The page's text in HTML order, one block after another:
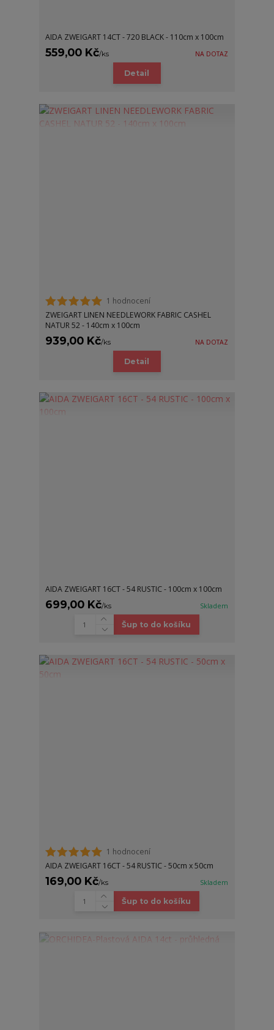
AIDA ZWEIGART 14CT - 720 BLACK - 110cm x 100cm
559,00 Kč/ks NA DOTAZ
Detail
1 hodnocení
ZWEIGART LINEN NEEDLEWORK FABRIC CASHEL
NATUR 52 - 140cm x 100cm
939,00 Kč/ks NA DOTAZ
Detail
AIDA ZWEIGART 16CT - 54 RUSTIC - 100cm x 100cm
699,00 Kč/ks Skladem
Šup to do košíku
1 hodnocení
AIDA ZWEIGART 16CT - 54 RUSTIC - 50cm x 50cm
169,00 Kč/ks Skladem
Šup to do košíku